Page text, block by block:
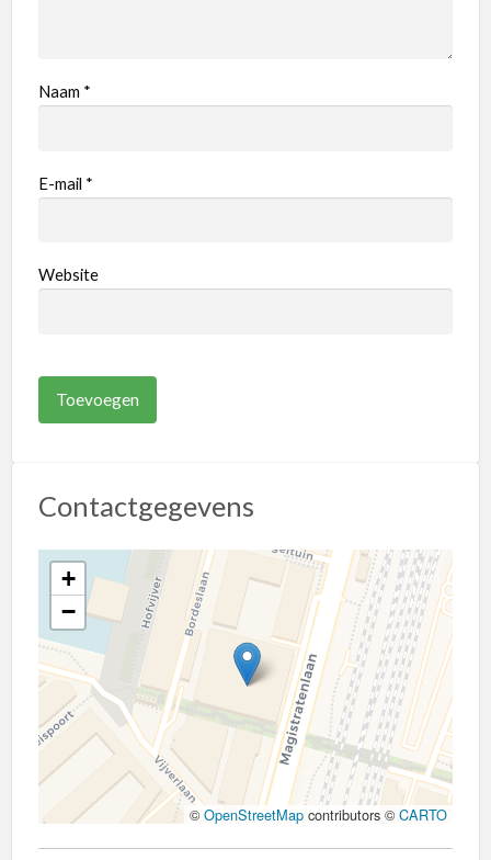
Naam *
E-mail *
Website
Contactgegevens
+
−
©OpenStreetMap contributors ©CARTO